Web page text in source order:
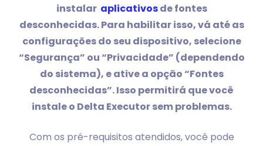
instalar aplicativosde fontes
desconhecidas. Para habilitar isso, vá até as
configurações do seu dispositivo, selecione
“Segurança” ou “Privacidade” (dependendo
do sistema), e ative a opção “Fontes
desconhecidas”. Isso permitirá que você
instale o Delta Executor sem problemas.
Com os pré-requisitos atendidos, você pode